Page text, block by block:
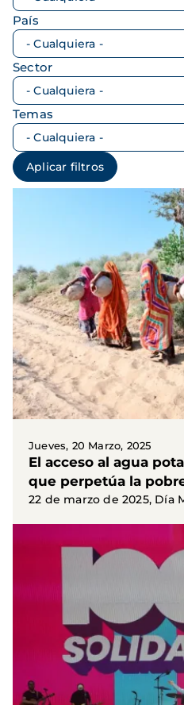
País
Sector
Temas
Jueves, 20 Marzo, 2025
El acceso al agua
que perpetúa la
22 de marzo de 2025, Día